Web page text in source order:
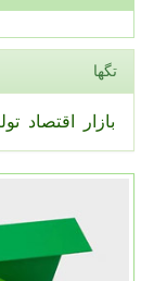
تگها
بازار اقتصاد